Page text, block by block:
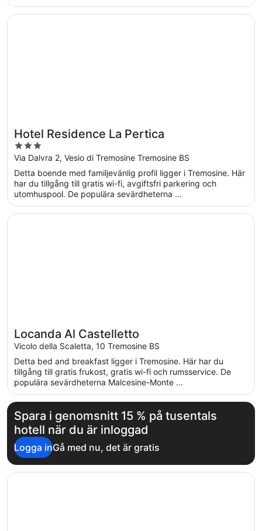
Hotel Residence La Pertica
3
out
of
5
Via Dalvra 2, Vesio di Tremosine Tremosine BS
Detta boende med familjevänlig profil ligger i Tremosine. Här
har du tillgång till gratis wi-fi, avgiftsfri parkering och
utomhuspool. De populära sevärdheterna ...
Öppnas i ett nytt fönster
Hotel Residence La Pertica
Locanda Al Castelletto
Vicolo della Scaletta, 10 Tremosine BS
Detta bed and breakfast ligger i Tremosine. Här har du
tillgång till gratis frukost, gratis wi-fi och rumsservice. De
populära sevärdheterna Malcesine-Monte ...
Öppnas i ett nytt fönster
Locanda Al Castelletto
Spara i genomsnitt 15 % på tusentals
hotell när du är inloggad
Logga inGå med nu, det är gratis
Öppnas i ett nytt fönster
Residence Bellevue Apartments